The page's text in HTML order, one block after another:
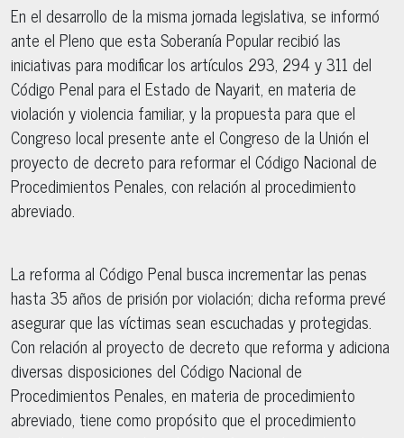
En el desarrollo de la misma jornada legislativa, se informó
ante el Pleno que esta Soberanía Popular recibió las
iniciativas para modificar los artículos 293, 294 y 311 del
Código Penal para el Estado de Nayarit, en materia de
violación y violencia familiar, y la propuesta para que el
Congreso local presente ante el Congreso de la Unión el
proyecto de decreto para reformar el Código Nacional de
Procedimientos Penales, con relación al procedimiento
abreviado.
La reforma al Código Penal busca incrementar las penas
hasta 35 años de prisión por violación; dicha reforma prevé
asegurar que las víctimas sean escuchadas y protegidas.
Con relación al proyecto de decreto que reforma y adiciona
diversas disposiciones del Código Nacional de
Procedimientos Penales, en materia de procedimiento
abreviado, tiene como propósito que el procedimiento